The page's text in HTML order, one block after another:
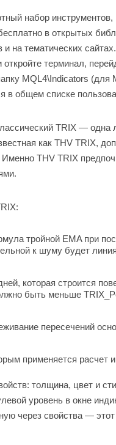
набор инструментов,
в открытых
на тематических
откройте терминал,
MQL4\Indicators (для
в общем списке
TRIX —
как THV TRIX,
Именно THV TRIX
тройной EMA при
к шуму будет
которая строится
быть меньше
пересечений
применяется расчет
толщина, цвет и
уровень в окне
через свойства —